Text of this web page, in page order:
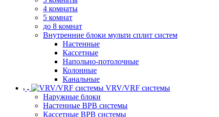
4 комнаты
5 комнат
до 8 комнат
Внутренние блоки мульти сплит систем
Настенные
Кассетные
Напольно-потолочные
Колонные
Канальные
VRV/VRF системы
Наружные блоки
Настенные ВРВ системы
Кассетные ВРВ системы